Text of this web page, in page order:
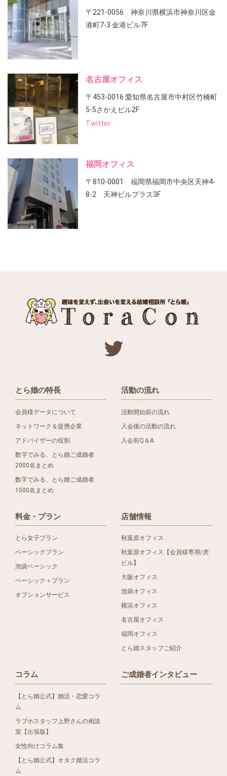
〒221-0056 神奈川県横浜市神奈川区金
港町7-3 金港ビル7F
名古屋オフィス
〒453-0016 愛知県名古屋市中村区竹橋町
5-5さかえビル2F
Twitter
福岡オフィス
〒810-0001 福岡県福岡市中央区天神4-
8-2 天神ビルプラス3F
とら婚の特長
会員様データについて
ネットワーク＆提携企業
アドバイザーの役割
数字でみる、とら婚ご成婚者
2000名まとめ
数字でみる、とら婚ご成婚者
1500名まとめ
活動の流れ
活動開始前の流れ
入会後の活動の流れ
入会前Q＆A
料金・プラン
とら女子プラン
ベーシックプラン
池袋ベーシック
ベーシック＋プラン
オプションサービス
店舗情報
秋葉原オフィス
秋葉原オフィス【会員様専用/虎
ビル】
大阪オフィス
池袋オフィス
横浜オフィス
名古屋オフィス
福岡オフィス
とら婚スタッフご紹介
コラム
【とら婚公式】婚活・恋愛コラ
ム
ラブホスタッフ上野さんの相談
室【出張版】
女性向けコラム集
【とら婚公式】オタク婚活コラ
ム
ご成婚者インタビュー